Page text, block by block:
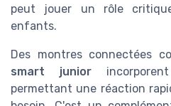
peut jouer un rôle
enfants.
Des montres connectées
smart junior
permettant une réaction